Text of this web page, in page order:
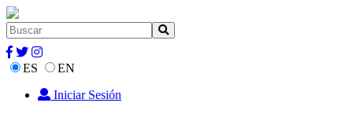
ES
EN
Iniciar Sesión